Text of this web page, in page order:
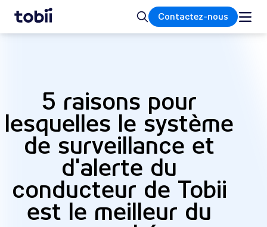
Accueil Rechercher
Contactez-nous
5 raisons pour
lesquelles le système
de surveillance et
d'alerte du
conducteur de Tobii
est le meilleur du